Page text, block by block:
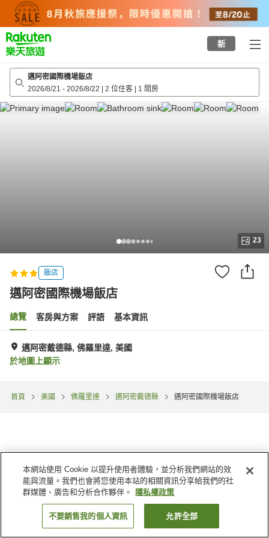
top
page
新
邁阿密國際機場飯店
2026/8/21 - 2026/8/22 | 2 位住客 | 1 間房
23
飯店
邁阿密國際機場飯店
總覽 客房與方案 評語 基本資訊
邁阿密戴德縣, 佛羅里達, 美國
於地圖上顯示
首頁 美國 佛羅里達 邁阿密戴德縣 邁阿密國際機場飯店
找客房
本網站使用 Cookie 以提升使用者體驗，並分析我們網站的效
能與流量。我們也會將您使用本站的相關資訊分享給我們的社
群媒體、廣告和分析合作夥伴。
隱私權政策
不要銷售我的個人資訊 允許全部